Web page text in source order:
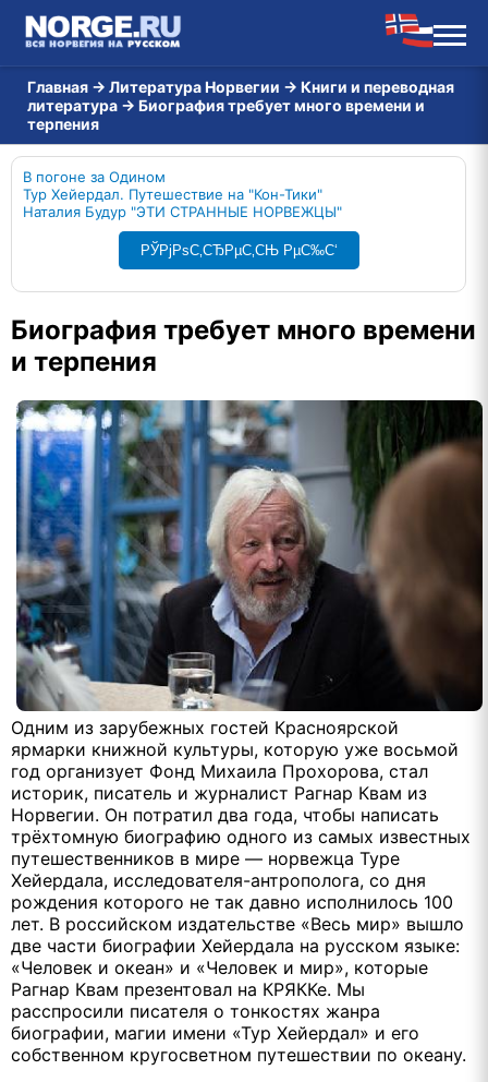
Главная → Литература Норвегии → Книги и переводная
литература → Биография требует много времени и
терпения
В погоне за Одином
Тур Хейердал. Путешествие на "Кон-Тики"
Наталия Будур "ЭТИ СТРАННЫЕ НОРВЕЖЦЫ"
РЎРјРѕС‚СЂРµС‚СЊ РµС‰С‘
Биография требует много времени
и терпения
Одним из зарубежных гостей Красноярской
ярмарки книжной культуры, которую уже восьмой
год организует Фонд Михаила Прохорова, стал
историк, писатель и журналист Рагнар Квам из
Норвегии. Он потратил два года, чтобы написать
трёхтомную биографию одного из самых известных
путешественников в мире — норвежца Туре
Хейердала, исследователя-антрополога, со дня
рождения которого не так давно исполнилось 100
лет. В российском издательстве «Весь мир» вышло
две части биографии Хейердала на русском языке:
«Человек и океан» и «Человек и мир», которые
Рагнар Квам презентовал на КРЯККе. Мы
расспросили писателя о тонкостях жанра
биографии, магии имени «Тур Хейердал» и его
собственном кругосветном путешествии по океану.